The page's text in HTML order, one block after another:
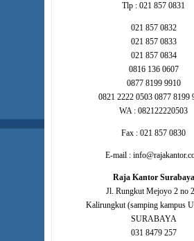
Tlp : 021 857 0831
021 857 0832
021 857 0833
021 857 0834
0816 136 0607
0877 8199 9910
0821 2222 0503 0877 8199
WA : 082122220503
Fax : 021 857 0830
E-mail :
Raja Kantor Surabaya
Jl. Rungkut Mejoyo 2 no
Kalirungkut (samping kampus
SURABAYA
031 8479 257